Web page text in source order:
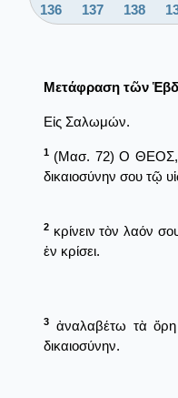
136
137 138
Μετάφραση τῶν
Εἰς Σαλωμών.
1 (Μασ. 72) Ο ΘΕΟΣ,
δικαιοσύνην σου τῷ
2 κρίνειν τὸν λαόν
ἐν κρίσει.
3
ἀναλαβέτω τὰ
δικαιοσύνην.